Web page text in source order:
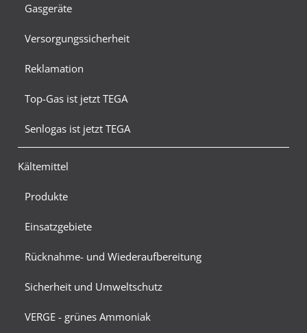
Gasgeräte
Versorgungssicherheit
Reklamation
Top-Gas ist jetzt TEGA
Senlogas ist jetzt TEGA
Kältemittel
Produkte
Einsatzgebiete
Rücknahme- und Wiederaufbereitung
Sicherheit und Umweltschutz
VERGE - grünes Ammoniak